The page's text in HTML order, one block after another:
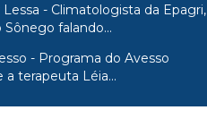
Lessa - Climatologista da Epagri,
Sônego falando...
- Programa do Avesso
a terapeuta Léia...